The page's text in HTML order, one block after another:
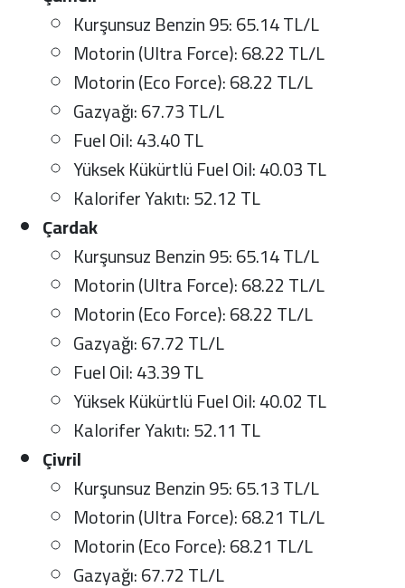
Kurşunsuz Benzin 95: 65.14 TL/L
Motorin (Ultra Force): 68.22 TL/L
Motorin (Eco Force): 68.22 TL/L
Gazyağı: 67.73 TL/L
Fuel Oil: 43.40 TL
Yüksek Kükürtlü Fuel Oil: 40.03 TL
Kalorifer Yakıtı: 52.12 TL
Çardak
Kurşunsuz Benzin 95: 65.14 TL/L
Motorin (Ultra Force): 68.22 TL/L
Motorin (Eco Force): 68.22 TL/L
Gazyağı: 67.72 TL/L
Fuel Oil: 43.39 TL
Yüksek Kükürtlü Fuel Oil: 40.02 TL
Kalorifer Yakıtı: 52.11 TL
Çivril
Kurşunsuz Benzin 95: 65.13 TL/L
Motorin (Ultra Force): 68.21 TL/L
Motorin (Eco Force): 68.21 TL/L
Gazyağı: 67.72 TL/L